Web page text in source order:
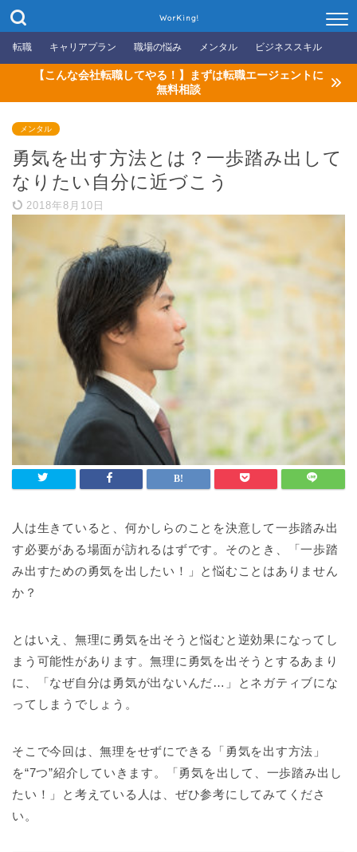
WorKing!
転職 キャリアプラン 職場の悩み メンタル ビジネススキル
【こんな会社転職してやる！】まずは転職エージェントに
無料相談
メンタル
勇気を出す方法とは？一歩踏み出して
なりたい自分に近づこう
2018年8月10日
人は生きていると、何かしらのことを決意して一歩踏み出
す必要がある場面が訪れるはずです。そのとき、「一歩踏
み出すための勇気を出したい！」と悩むことはありません
か？
とはいえ、無理に勇気を出そうと悩むと逆効果になってし
まう可能性があります。無理に勇気を出そうとするあまり
に、「なぜ自分は勇気が出ないんだ…」とネガティブにな
ってしまうでしょう。
そこで今回は、無理をせずにできる「勇気を出す方法」
を“7つ”紹介していきます。「勇気を出して、一歩踏み出し
たい！」と考えている人は、ぜひ参考にしてみてくださ
い。